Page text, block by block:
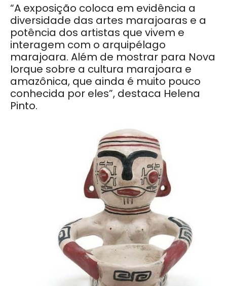
“A exposição coloca em evidência a
diversidade das artes marajoaras e a
potência dos artistas que vivem e
interagem com o arquipélago
marajoara. Além de mostrar para Nova
Iorque sobre a cultura marajoara e
amazônica, que ainda é muito pouco
conhecida por eles”, destaca Helena
Pinto.